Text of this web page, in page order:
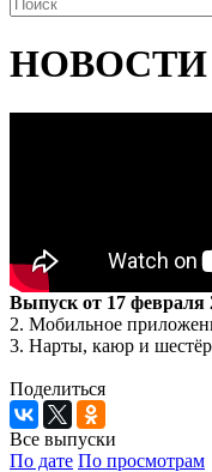
НОВОСТИ в
Выпуск от 17 февраля
2. Мобильное
3. Нарты, каюр и
Поделиться
Все выпуски
По дате По просмотрам